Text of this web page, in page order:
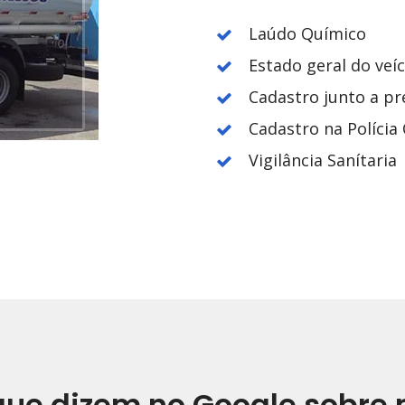
Laúdo Químico
Estado geral do
Cadastro junto a
Cadastro na Polícia
Vigilância Sanítaria